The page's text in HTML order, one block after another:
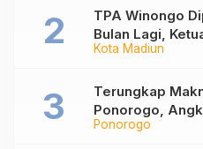
Kota Madiun
TPA Winongo
Bulan Lagi,
Desak Pemkot
Ponorogo
Terungkap
Ponorogo,
Jadi Sekar